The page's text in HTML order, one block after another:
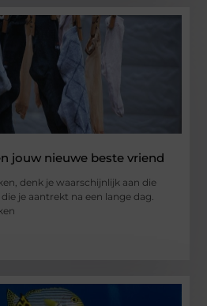
jouw nieuwe beste vriend
denk je waarschijnlijk aan die
je aantrekt na een lange dag.